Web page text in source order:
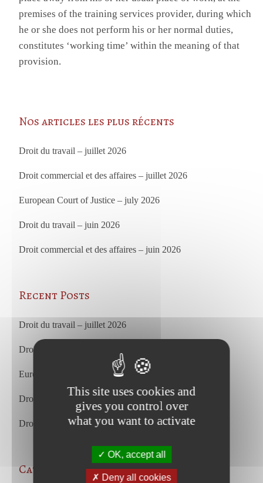
premises of the training services provider, during which
he or she does not perform his or her normal duties,
constitutes ‘working time’ within the meaning of that
provision.
Nos articles les plus récents
Droit du travail – juillet 2026
Droit commercial et des affaires – juillet 2026
European Court of Justice – july 2026
Droit du travail – juin 2026
Droit commercial et des affaires – juin 2026
Recent Posts
Droit du travail – juillet 2026
Droit commercial et des affaires – juillet 2026
European Court of Justice – july 2026
Droit du travail – juin 2026
Droit commercial et des affaires – juin 2026
Categories
This site uses cookies and
gives you control over
what you want to activate
OK, accept all
Deny all cookies